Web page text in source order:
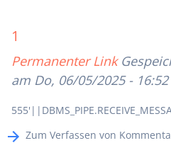
1
Permanenter Link
am Do, 06/05/2025 - 16:52
Zum Verfassen von